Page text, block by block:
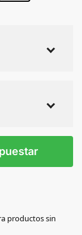
productos sin